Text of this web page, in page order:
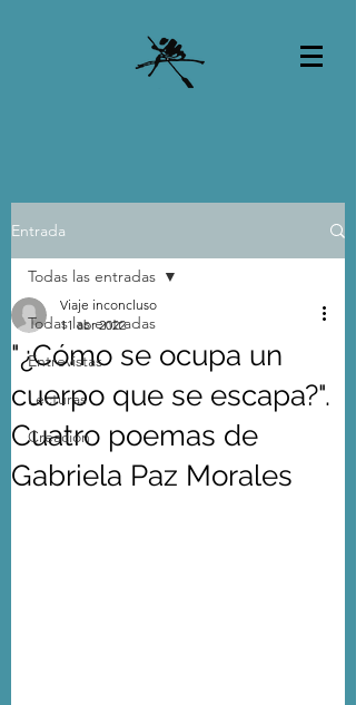
Entrada
Todas las entradas
Entrevistas
Lecturas
Creación
Todas las entradas
"¿Cómo se ocupa un
cuerpo que se escapa?".
Cuatro poemas de
Gabriela Paz Morales
Viaje inconcluso
11 abr 2022